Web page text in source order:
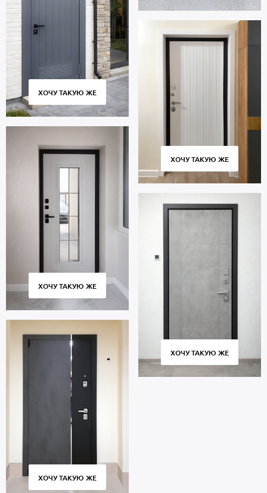
ХОЧУ ТАКУЮ ЖЕ
ХОЧУ ТАКУЮ ЖЕ
ХОЧУ ТАКУЮ ЖЕ
ХОЧУ ТАКУЮ ЖЕ
ХОЧУ ТАКУЮ ЖЕ